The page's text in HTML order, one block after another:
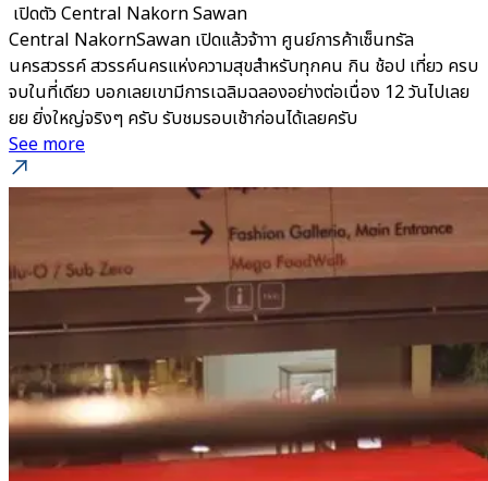
​ เปิดตัว Central Nakorn Sawan
Central NakornSawan เปิดแล้วจ้าาา ศูนย์การค้าเซ็นทรัล
นครสวรรค์ สวรรค์นครแห่งความสุขสำหรับทุกคน กิน ช้อป เที่ยว ครบ
จบในที่เดียว บอกเลยเขามีการเฉลิมฉลองอย่างต่อเนื่อง 12 วันไปเลย
ยย ยิ่งใหญ่จริงๆ ครับ รับชมรอบเช้าก่อนได้เลยครับ
See more